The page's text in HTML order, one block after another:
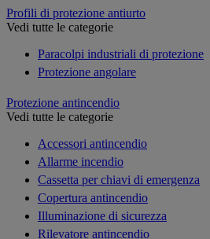
Profili di protezione antiurto
Vedi tutte le categorie
Paracolpi industriali di protezione
Protezione angolare
Protezione antincendio
Vedi tutte le categorie
Accessori antincendio
Allarme incendio
Cassetta per chiavi di emergenza
Copertura antincendio
Illuminazione di sicurezza
Rilevatore antincendio